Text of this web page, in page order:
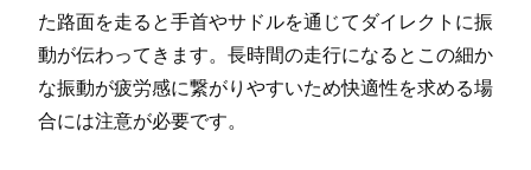
た路面を走ると手首やサドルを通じてダイレクトに振
動が伝わってきます。長時間の走行になるとこの細か
な振動が疲労感に繋がりやすいため快適性を求める場
合には注意が必要です。